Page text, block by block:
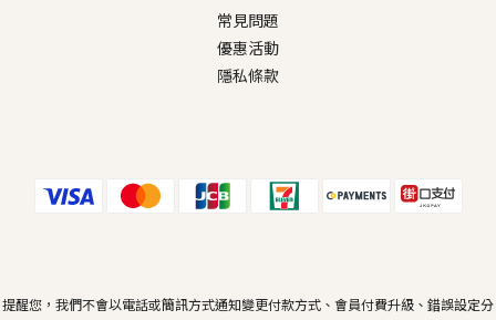
常見問題
優惠活動
隱私條款
提醒您，我們不會以電話或簡訊方式通知變更付款方式、會員付費升級、錯誤設定分